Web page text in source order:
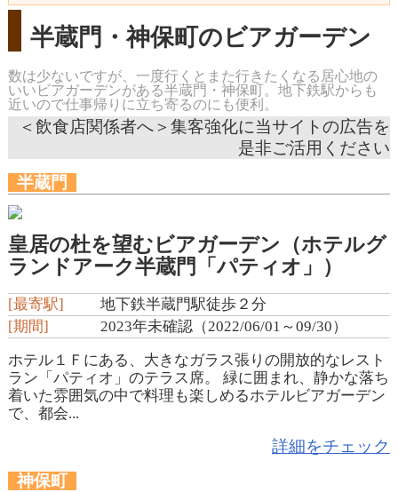
半蔵門・神保町のビアガーデン
数は少ないですが、一度行くとまた行きたくなる居心地の
いいビアガーデンがある半蔵門・神保町。地下鉄駅からも
近いので仕事帰りに立ち寄るのにも便利。
＜飲食店関係者へ＞集客強化に当サイトの広告を
是非ご活用ください
半蔵門
皇居の杜を望むビアガーデン（ホテルグ
ランドアーク半蔵門「パティオ」）
[最寄駅]
地下鉄半蔵門駅徒歩２分
[期間]
2023年未確認（2022/06/01～09/30）
ホテル１Ｆにある、大きなガラス張りの開放的なレスト
ラン「パティオ」のテラス席。 緑に囲まれ、静かな落ち
着いた雰囲気の中で料理も楽しめるホテルビアガーデン
で、都会...
詳細をチェック
神保町